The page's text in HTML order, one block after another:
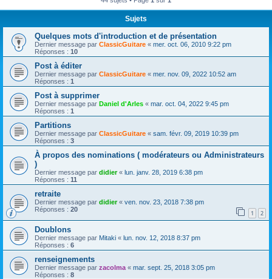
Sujets
Quelques mots d'introduction et de présentation
Dernier message par ClassicGuitare « mer. oct. 06, 2010 9:22 pm
Réponses : 10
Post à éditer
Dernier message par ClassicGuitare « mer. nov. 09, 2022 10:52 am
Réponses : 1
Post à supprimer
Dernier message par Daniel d'Arles « mar. oct. 04, 2022 9:45 pm
Réponses : 1
Partitions
Dernier message par ClassicGuitare « sam. févr. 09, 2019 10:39 pm
Réponses : 3
À propos des nominations ( modérateurs ou Administrateurs
)
Dernier message par didier« lun. janv. 28, 2019 6:38 pm
Réponses : 11
retraite
Dernier message par didier« ven. nov. 23, 2018 7:38 pm
Réponses : 20 1 2
Doublons
Dernier message par Mitaki « lun. nov. 12, 2018 8:37 pm
Réponses : 6
renseignements
Dernier message par zacolma « mar. sept. 25, 2018 3:05 pm
Réponses : 8